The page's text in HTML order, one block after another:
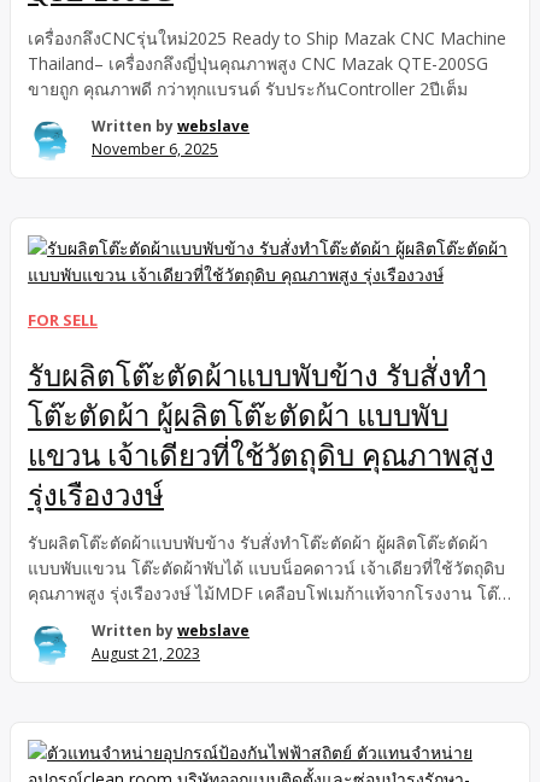
เครื่องกลึงCNCรุ่นใหม่2025 Ready to Ship Mazak CNC Machine
Thailand– เครื่องกลึงญี่ปุ่นคุณภาพสูง CNC Mazak QTE-200SG
ขายถูก คุณภาพดี กว่าทุกแบรนด์ รับประกันController 2ปีเต็ม
Written bywebslave
November 6, 2025
FOR SELL
รับผลิตโต๊ะตัดผ้าแบบพับข้าง รับสั่งทำ
โต๊ะตัดผ้า ผู้ผลิตโต๊ะตัดผ้า แบบพับ
แขวน เจ้าเดียวที่ใช้วัตถุดิบ คุณภาพสูง
รุ่งเรืองวงษ์
รับผลิตโต๊ะตัดผ้าแบบพับข้าง รับสั่งทำโต๊ะตัดผ้า ผู้ผลิตโต๊ะตัดผ้า
แบบพับแขวน โต๊ะตัดผ้าพับได้ แบบน็อคดาวน์ เจ้าเดียวที่ใช้วัตถุดิบ
คุณภาพสูง รุ่งเรืองวงษ์ ไม้MDF เคลือบโฟเมก้าแท้จากโรงงาน โต๊ะ
ตัดผ้าพับได้ แบบน็อคดาวน์ เจ้าเดียวที่ใช้วัตถุดิบ คุณภาพสูง รุ่งเรือง
วงษ์ ไม้MDF เคลือบโฟเมก้าแท้จากโรงงาน
Written bywebslave
August 21, 2023